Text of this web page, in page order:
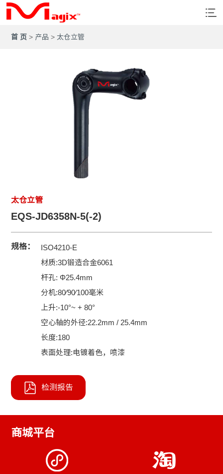
首 页 > 产品 > 太仓立管
太仓立管
EQS-JD6358N-5(-2)
规格：
ISO4210-E
材质:3D锻造合金6061
杆孔: Φ25.4mm
分机:80∕90∕100毫米
上升:-10°~ + 80°
空心轴的外径:22.2mm / 25.4mm
长度:180
表面处理:电镀着色，喷漆
检测报告
商城平台